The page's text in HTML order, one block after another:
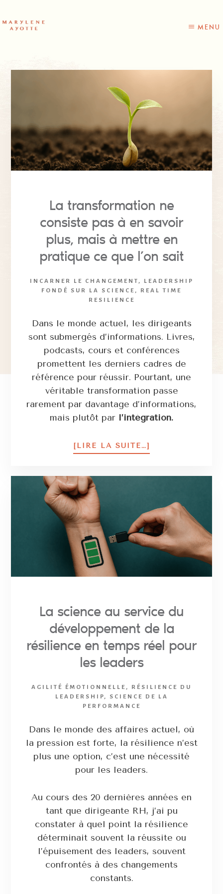
content
MENU
La transformation ne
consiste pas à en savoir
plus, mais à mettre en
pratique ce que l’on sait
INCARNER LE CHANGEMENT ,
LEADERSHIP
FONDÉ SUR LA SCIENCE , REAL TIME
RESILIENCE
Dans le monde actuel, les dirigeants
sont submergés d’informations. Livres,
podcasts, cours et conférences
promettent les derniers cadres de
référence pour réussir. Pourtant, une
véritable transformation passe
rarement par davantage d’informations,
mais plutôt par l’intégration.
[LIRE LA SUITE…]
La science au service du
développement de la
résilience en temps réel pour
les leaders
AGILITÉ ÉMOTIONNELLE , RÉSILIENCE DU
LEADERSHIP,
SCIENCE DE LA
PERFORMANCE
Dans le monde des affaires actuel, où
la pression est forte, la résilience n’est
plus une option, c’est une nécessité
pour les leaders.
Au cours des 20 dernières années en
tant que dirigeante RH, j’ai pu
constater à quel point la résilience
déterminait souvent la réussite ou
l’épuisement des leaders, souvent
confrontés à des changements
constants.